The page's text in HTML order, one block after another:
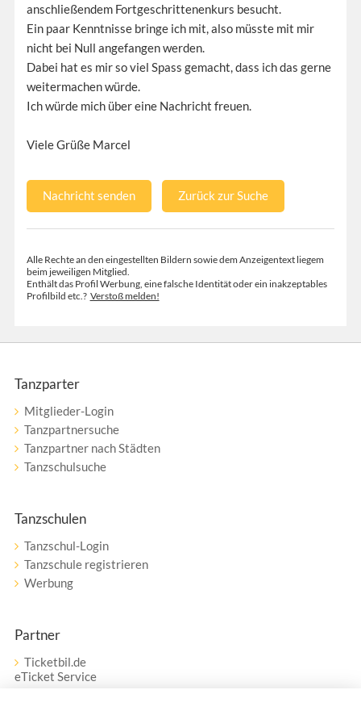
anschließendem Fortgeschrittenenkurs besucht.
Ein paar Kenntnisse bringe ich mit, also müsste mit mir
nicht bei Null angefangen werden.
Dabei hat es mir so viel Spass gemacht, dass ich das gerne
weitermachen würde.
Ich würde mich über eine Nachricht freuen.
Viele Grüße Marcel
Nachricht senden Zurück zur Suche
Alle Rechte an den eingestellten Bildern sowie dem Anzeigentext liegem
beim jeweiligen Mitglied.
Enthält das Profil Werbung, eine falsche Identität oder ein inakzeptables
Profilbild etc.? Verstoß melden!
Tanzparter
Mitglieder-Login
Tanzpartnersuche
Tanzpartner nach Städten
Tanzschulsuche
Tanzschulen
Tanzschul-Login
Tanzschule registrieren
Werbung
Partner
Ticketbil.de
eTicket Service